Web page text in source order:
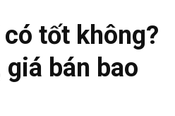
tốt không?
giá bán bao